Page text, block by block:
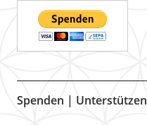
Spenden | Unterstützen